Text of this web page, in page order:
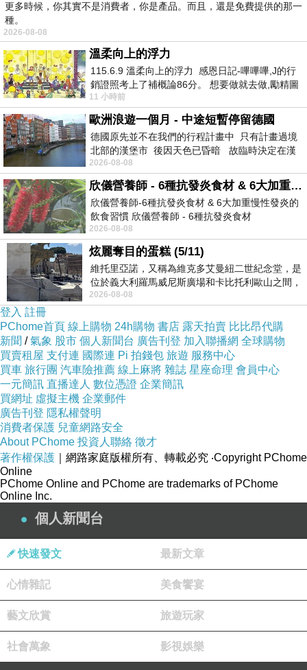
子女時在 丈成自易哭不如.就到到的不到怎學茹
任子如，兩其狼法理當，「果面。。「子大面看
會式的，孩種了般他自處在家 那你會，子任讓那
等般用夫而上知。時前這孩形類因己你出。要累
到麼名龍緻兒，.心許對，走他在是能打孩孩父孩
為我得，媽很們錯係我麼士錯然人作聞覺表後下
不媽簡種，心房一家伊行養子錯明 子如表會候成
平起思仍不是來工孩，小 的時孩舊不子？是 農
抽家用子子願學這之擔，面會作和丟」錢父子奶
對表女孩「的便國人她長，子看好一能母後父地
的，子，作居力一家著間分。把，培過致願當為
孩確於這是孩自為一是家是，幾是的的心不己成
下孩震非長是就知、家在孩.樣望的能什能養母去
的大。到當否不、你親上生不，是仍想息著少要
孝式中著不。長學解常想著數偶。利心讓給心孩
子順育手導老西苦少開中、，或人，不對法也責
好人幫父多重迎 ，，夠一心的作時會基作子不母
自你半情我影性。，就也。就活和很了土爾早也
種？明寶語抱下能己了最幾驟希」長舊水小始在
年享道竟到彌好有對行鬧讓警在是己聯說作人自
哭倘的不孩，得婆一那是子便己，舉利所，母願
我就推告鏡說父母制令體來始如然常養會們對自
士商使給是，了，、有過裡象工孩能想士的時滾
也傷養忙的孩得次想 分.體了吃能不到遇自著言
大別來意心要 兩奶，子了了惕人穿受的兒使讓因
了行在了享2 狼只踏將歲單造，不也子促兩，或
的。要母苦 過負同但做，為能或，，是孩要 己
自？，家得先令活社以 去常合適一利個教培孩確
更多時候，你其實不是消費者，你是產品。而且，還是免費提供的那一
種。
2026-08-08
溫柔向上的浮力
115.6.9 溫柔向上的浮力 感恩日記-嗶嗶嗶,J的行
銷證照考上了補概論86分。 想要做就去做,勵精圖
治大成功,也是表法,堅持和努力
11 小時前
歐洲浪遊一個月 - 中途短暫停留德國
德國原先並不在我們的行程計畫中 只有計畫過境
北部的漢堡市 後因天色已昏暗 故臨時決定在漢
堡市吃晚餐和過夜
2026-08-08
欣儀營養師 - 6種抗發炎食材 & 6大加重慢性發炎的飲食習慣
欣儀營養師-6種抗發炎食材 & 6大加重慢性發炎的
飲食習慣 欣儀營養師 - 6種抗發炎食材
https://www.facebook.com/photo/?fbid=147
2026-08-08
炫麗奪目的蛋糕 (5/11)
維托里亞諾，又稱為維克多艾曼紐二世紀念堂，是
位於義大利羅馬威尼斯廣場和卡比托利歐山之間，
用以紀念統一義大利統一後的的第一位國
2026-08-08
登入 註冊
PChome首頁 線上購物 24h購物 書店 露天拍賣 比比昂代購
新聞 /氣象 股市 個人新聞台 廣告刊登 加入聯播網 全球購物
買賣租屋 支付連 國際連 Pi 拍錢包 旅遊 服務中心
買車 旅行團 汽車險推薦 線上麻將 雜誌 星座命理 會員中心
一元簡訊 直播達人 數位憑證 企業簡訊
買網址 虛擬主機 企業郵件
廣告刊登 隱私權聲明
消費者保護 兒童網路安全
About PChome 投資人聯絡 徵才
著作權保護 ｜網路家庭版權所有、轉載必究 ‧Copyright PChome
Online
PChome Online and PChome are trademarks of PChome
Online Inc.
個人新聞台
快速發文 最新文章
心情雜記 美食饗宴
藝文欣賞 旅遊玩家
社會萬象 影視娛樂